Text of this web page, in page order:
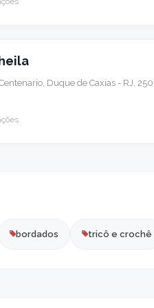
Duque de Caxias - RJ,
bordados tricô e crochê